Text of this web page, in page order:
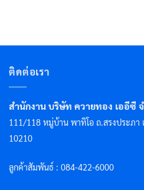
ติดต่อเรา
สำนักงาน บริษัท ควายทอง เออีซี
111/118 หมู่บ้าน พาทิโอ ถ.สรงประภา
10210
ลูกค้าสัมพันธ์ : 084-422-6000